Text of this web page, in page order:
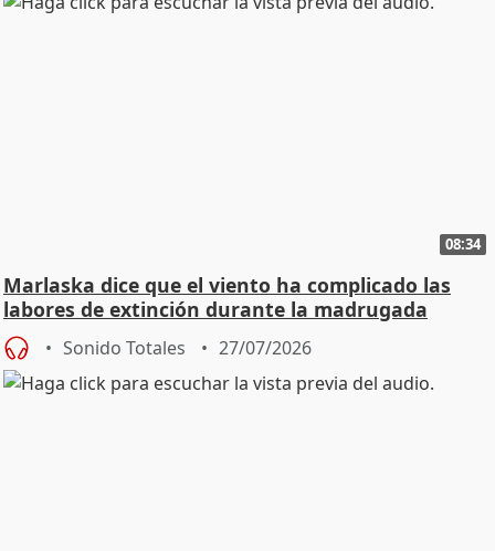
08:34
Marlaska dice que el viento ha complicado las
labores de extinción durante la madrugada
Sonido Totales 27/07/2026